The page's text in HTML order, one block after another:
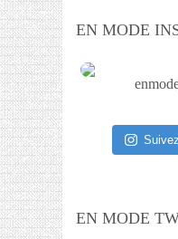
EN MODE
EN MODE